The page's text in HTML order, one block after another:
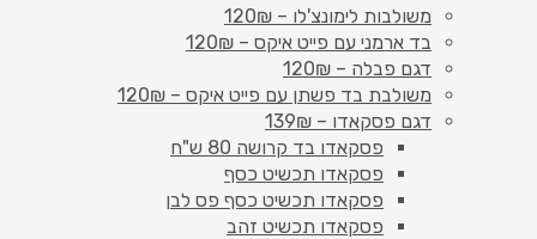
משולבות לימונצ'לו – 120₪
בד ארמני עם פייט איקס – 120₪
דגם פבלה – 120₪
משולבת בד פשתן עם פייט איקס – 120₪
דגם פסקאדו – 139₪
פסקאדו בד קרושה 80 ש"ח
פסקאדו תכשיט כסף
פסקאדו תכשיט כסף פס לבן
פסקאדו תכשיט זהב